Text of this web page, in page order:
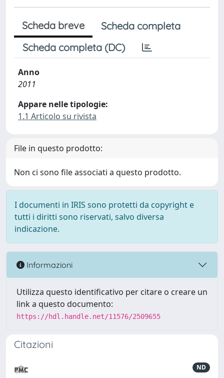
Scheda breve
Scheda completa
Scheda completa (DC)
Anno
2011
Appare nelle tipologie:
1.1 Articolo su rivista
File in questo prodotto:
Non ci sono file associati a questo prodotto.
I documenti in IRIS sono protetti da copyright e
tutti i diritti sono riservati, salvo diversa
indicazione.
Informazioni
Utilizza questo identificativo per citare o creare un
link a questo documento:
https://hdl.handle.net/11576/2509655
Citazioni
ND